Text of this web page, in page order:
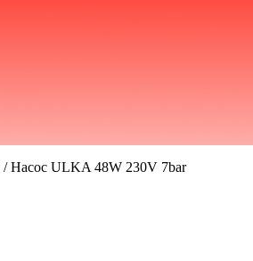
/Насос ULKA 48W 230V 7bar